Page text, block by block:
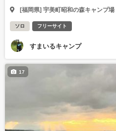
[福岡県] 宇美町昭和の森キャンプ場
ソロ フリーサイト
すまいるキャンプ
17